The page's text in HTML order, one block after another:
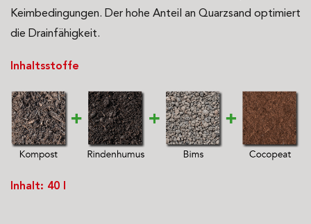
Keimbedingungen. Der hohe Anteil an Quarzsand optimiert
die Drainfähigkeit.
Inhaltsstoffe
Inhalt: 40 l